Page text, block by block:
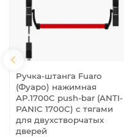
Ручка-штанга Fuaro
(Фуаро) нажимная
AP.1700C push-bar (ANTI-
PANIC 1700С) с тягами
для двухстворчатых
дверей